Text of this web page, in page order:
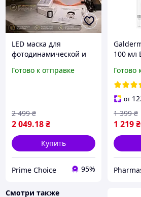
LED маска для
фотодинамической и
лица и шеи,
Готово к отправке
2 049.18₴
2 499 ₴
Купить
Prime Choice 95%
100 мл
головы
при
Готово
от
1 219₴
1 399 ₴
Смотри также